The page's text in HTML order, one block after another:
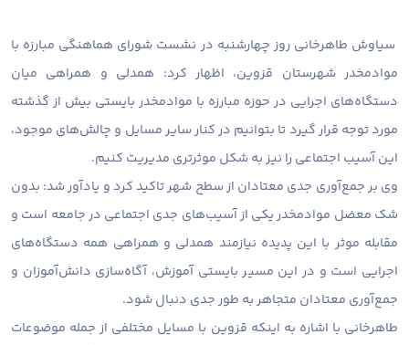
سیاوش طاهرخانی روز چهارشنبه در نشست شورای هماهنگی مبارزه با
موادمخدر شهرستان قزوین، اظهار کرد: همدلی و همراهی میان
دستگاه‌های اجرایی در حوزه مبارزه با موادمخدر بایستی بیش از گذشته
مورد توجه قرار گیرد تا بتوانیم در کنار سایر مسایل و چالش‌های موجود،
این آسیب اجتماعی را نیز به شکل موثرتری مدیریت کنیم.
وی بر جمع‌آوری جدی معتادان از سطح شهر تاکید کرد و یادآور شد: بدون
شک معضل موادمخدر یکی از آسیب‌های جدی اجتماعی در جامعه است و
مقابله موثر با این پدیده نیازمند همدلی و همراهی همه دستگاه‌های
اجرایی است و در این مسیر بایستی آموزش، آگاه‌سازی دانش‌آموزان و
جمع‌آوری معتادان متجاهر به طور جدی دنبال شود.
طاهرخانی با اشاره به اینکه قزوین با مسایل مختلفی از جمله موضوعات